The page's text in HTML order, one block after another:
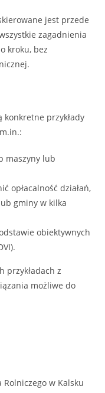
jest przede
zagadnienia
kroku, bez
konkretne przykłady
maszyny lub
opłacalność działań,
gminy w kilka
obiektywnych
przykładach z
możliwe do
w Kalsku